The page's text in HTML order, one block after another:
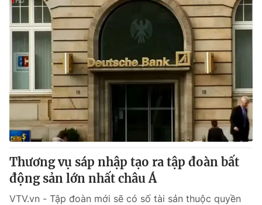
Thương vụ sáp nhập tạo ra tập đoàn bất
động sản lớn nhất châu Á
VTV.vn - Tập đoàn mới sẽ có số tài sản thuộc quyền